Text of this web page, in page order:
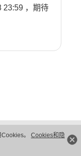
。 Cookies和隐
23:59 ，期待